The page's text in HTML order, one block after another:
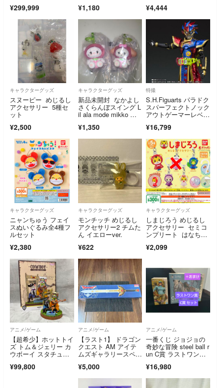
¥299,999 枚セット
¥1,180 ¥4,444
キャラクターグッズ
スヌーピー めじるし
アクセサリー 5種セ
ット
¥2,500
キャラクターグッズ
新品未開封 なかよし
さくらんぼスイング L
il ala mode mikko リ
レ ムース ガチャ
¥1,350
特撮
S.H.Figuarts パラドク
スパーフェクトノック
アウトゲーマーレベル
¥16,799
キャラクターグッズ
ニャンちゅう フェイ
スぬいぐるみ全4種フ
ルセット
¥2,380
キャラクターグッズ
モンチッチ めじるし
アクセサリー2 チムた
ん イエローver.
¥622
キャラクターグッズ
しまじろう めじるし
アクセサリー セミコ
ンプリート はなちゃ
ートセット
¥2,099
アニメ/ゲーム
【超希少】ホットトイ
ズ トム＆ジェリー カ
ウボーイ スタチュ
¥99,800
アニメ/ゲーム
【ラスト1】 ドラゴン
クエスト AM アイテ
ムズギャラリースペシ
¥5,000
アニメ/ゲーム
一番くじ ジョジョの
奇妙な冒険 steel ball r
un C賞 ラストワン
¥16,980